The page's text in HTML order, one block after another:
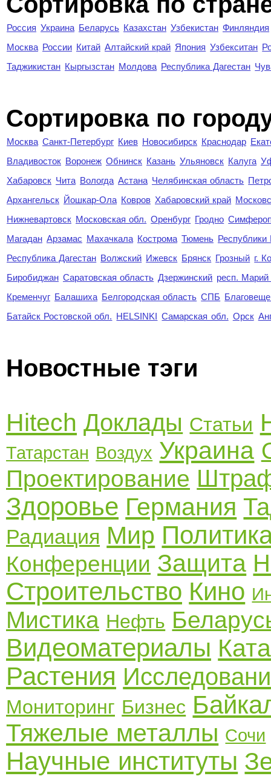
Россия Украина Беларусь Казахстан Узбекистан Финляндия
Москва России Китай Алтайский край Япония Узбекситан
Таджикистан Кыргызстан Молдова Республика Дагестан
Cортировка по
Москва Санкт-Петербург Киев Новосибирск Краснодар
Владивосток Воронеж Обнинск Казань Ульяновск Калуга
Хабаровск Чита Вологда Астана Челябинская область
Архангельск Йошкар-Ола Ковров Хабаровский край
Нижневартовск Московская обл. Оренбург Гродно
Магадан Арзамас Махачкала Кострома Тюмень Республики
Республика Дагестан Волжский Ижевск Брянск Грозный г.
Биробиджан Саратовская область Дзержинский респ.
Кременчуг Балашиха Белгородская область СПБ
Батайск Ростовской обл. HELSINKI Самарская обл. Орск
Новостные тэги
Hitech Доклады Статьи
Татарстан Воздух Украина
Проектирование
Здоровье Германия
Радиация Мир
Конференции Защита
Строительство Кино
Мистика Нефть
Видеоматериалы
Растения
Мониторинг Бизнес
Тяжелые металлы Сочи
Научные институты